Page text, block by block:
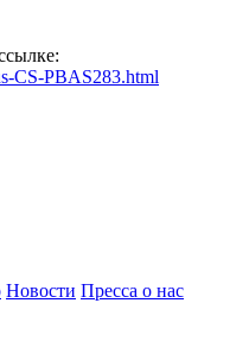
CS-PBAS283.html
Новости Пресса о нас